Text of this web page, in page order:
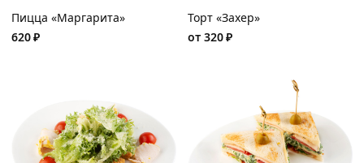
Пицца «Маргарита»
620₽
Торт «Захер»
от 320₽